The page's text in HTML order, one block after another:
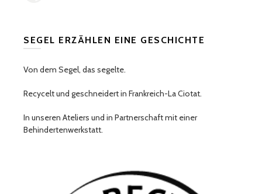
SEGEL ERZÄHLEN EINE GESCHICHTE
Von dem Segel, das segelte.
Recycelt und geschneidert in Frankreich-La Ciotat.
In unseren Ateliers und in Partnerschaft mit einer
Behindertenwerkstatt.